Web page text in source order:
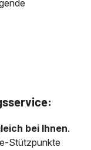
bei Ihnen.
Stützpunkte